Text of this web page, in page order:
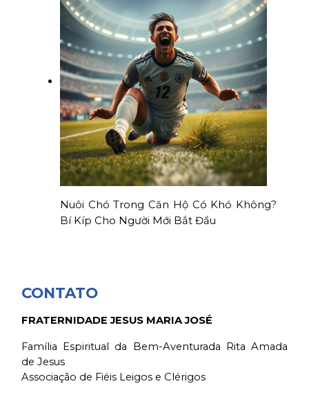
Nuôi Chó Trong Căn Hộ Có Khó Không?
Bí Kíp Cho Người Mới Bắt Đầu
CONTATO
FRATERNIDADE JESUS MARIA JOSÉ
Família Espiritual da Bem-Aventurada Rita Amada
de Jesus
Associação de Fiéis Leigos e Clérigos